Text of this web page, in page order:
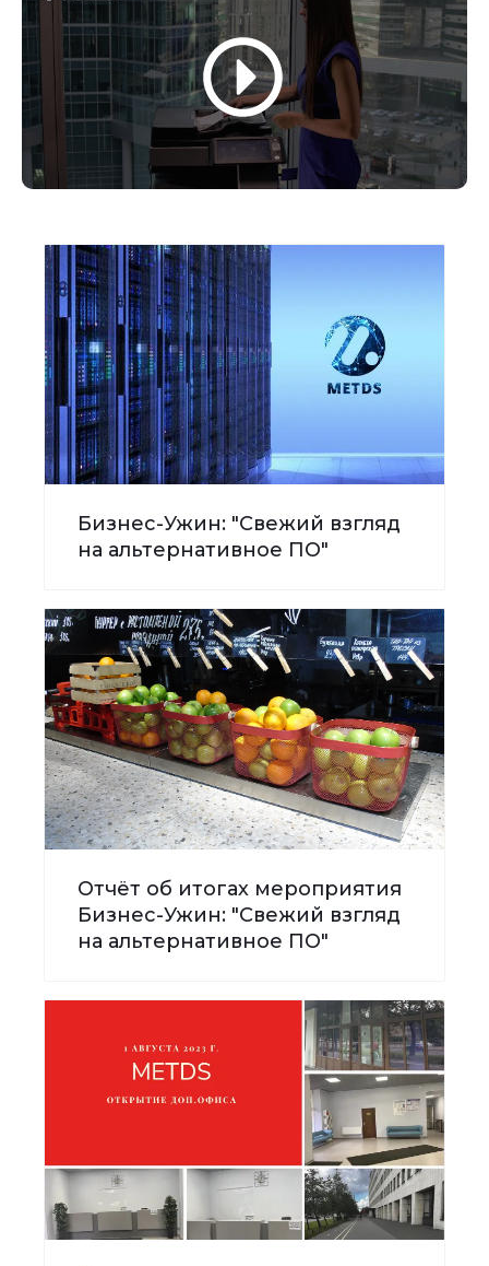
Бизнес-Ужин: "Свежий взгляд
на альтернативное ПО"
Отчёт об итогах мероприятия
Бизнес-Ужин: "Свежий взгляд
на альтернативное ПО"